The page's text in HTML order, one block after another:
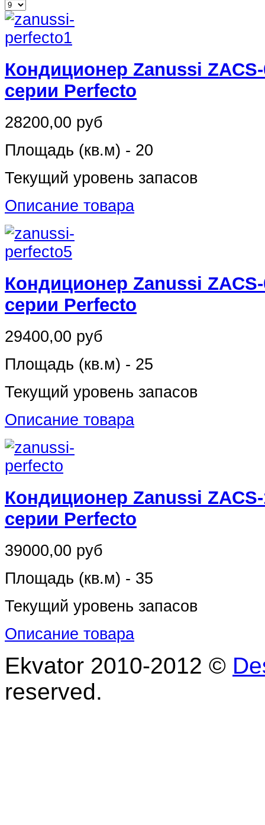
Кондиционер Zanussi
серии Perfecto
28200,00 руб
Площадь (кв.м) - 20
Текущий уровень запасов
Описание товара
Кондиционер Zanussi
серии Perfecto
29400,00 руб
Площадь (кв.м) - 25
Текущий уровень запасов
Описание товара
Кондиционер Zanussi
серии Perfecto
39000,00 руб
Площадь (кв.м) - 35
Текущий уровень запасов
Описание товара
Ekvator 2010-2012 ©
reserved.